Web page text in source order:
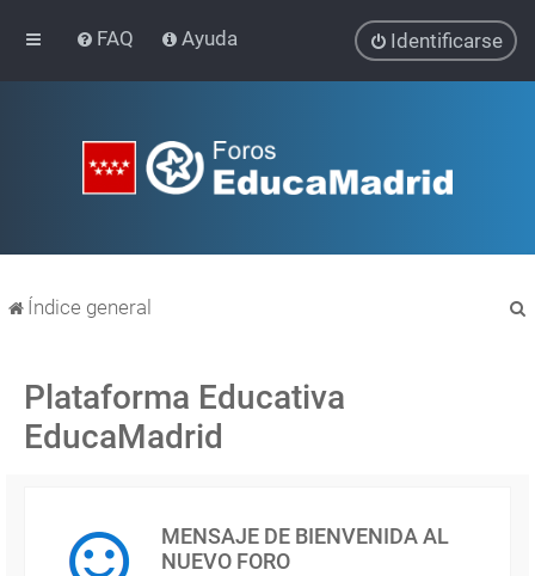
FAQ Ayuda Identificarse
Índice general
Plataforma Educativa
EducaMadrid
MENSAJE DE BIENVENIDA AL
NUEVO FORO